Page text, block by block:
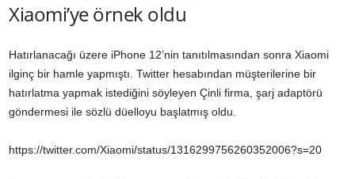
Xiaomi’ye örnek oldu
Hatırlanacağı üzere iPhone 12’nin tanıtılmasından sonra Xiaomi
ilginç bir hamle yapmıştı. Twitter hesabından müşterilerine bir
hatırlatma yapmak istediğini söyleyen Çinli firma, şarj adaptörü
göndermesi ile sözlü düelloyu başlatmış oldu.
https://twitter.com/Xiaomi/status/1316299756260352006?s=20